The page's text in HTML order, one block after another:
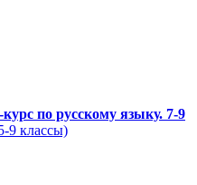
по русскому языку. 7-9
9 классы)